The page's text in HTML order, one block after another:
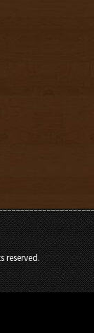
reserved.